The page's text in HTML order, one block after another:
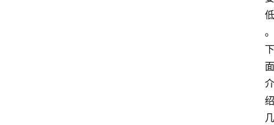
低
。
下
面
介
绍
几